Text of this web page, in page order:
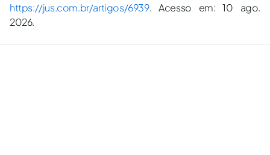
https://jus.com.br/artigos/6939. Acesso em: 10 ago.
2026.